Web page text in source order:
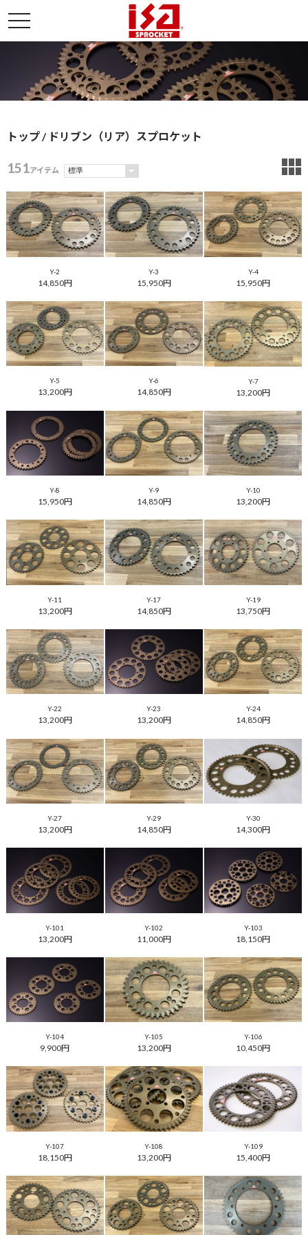
トップ/ ドリブン（リア）スプロケット
151アイテム
Y-2
14,850円
Y-3
15,950円
Y-4
15,950円
Y-5
13,200円
Y-6
14,850円
Y-7
13,200円
Y-8
15,950円
Y-9
14,850円
Y-10
13,200円
Y-11
13,200円
Y-17
14,850円
Y-19
13,750円
Y-22
13,200円
Y-23
13,200円
Y-24
14,850円
Y-27
13,200円
Y-29
14,850円
Y-30
14,300円
Y-101
13,200円
Y-102
11,000円
Y-103
18,150円
Y-104
9,900円
Y-105
13,200円
Y-106
10,450円
Y-107
18,150円
Y-108
13,200円
Y-109
15,400円